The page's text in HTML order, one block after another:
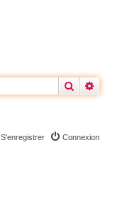
Rechercher
Connexion
S’enregistrer